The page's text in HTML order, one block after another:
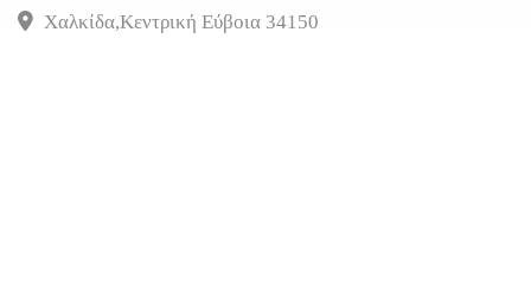
Χαλκίδα,Κεντρική Εύβοια 34150